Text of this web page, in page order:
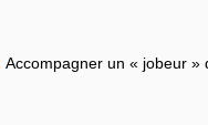
Accompagner un « jobeur »